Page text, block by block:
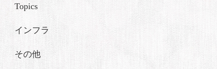
Topics
インフラ
その他